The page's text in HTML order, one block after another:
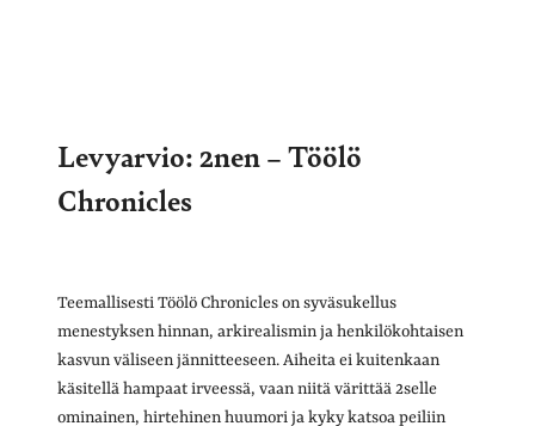
Levyarvio: 2nen – Töölö
Chronicles
Teemallisesti Töölö Chronicles on syväsukellus
menestyksen hinnan, arkirealismin ja henkilökohtaisen
kasvun väliseen jännitteeseen. Aiheita ei kuitenkaan
käsitellä hampaat irveessä, vaan niitä värittää 2selle
ominainen, hirtehinen huumori ja kyky katsoa peiliin